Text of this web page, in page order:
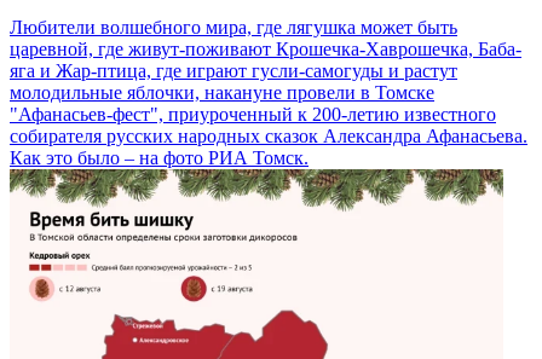
Любители волшебного мира, где лягушка может быть
царевной, где живут-поживают Крошечка-Хаврошечка, Баба-
яга и Жар-птица, где играют гусли-самогуды и растут
молодильные яблочки, накануне провели в Томске
"Афанасьев-фест", приуроченный к 200-летию известного
собирателя русских народных сказок Александра Афанасьева.
Как это было – на фото РИА Томск.